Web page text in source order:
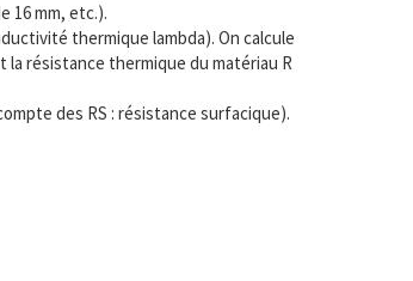
16 mm, etc.).
thermique lambda). On calcule
la résistance thermique du matériau R
des RS : résistance surfacique).